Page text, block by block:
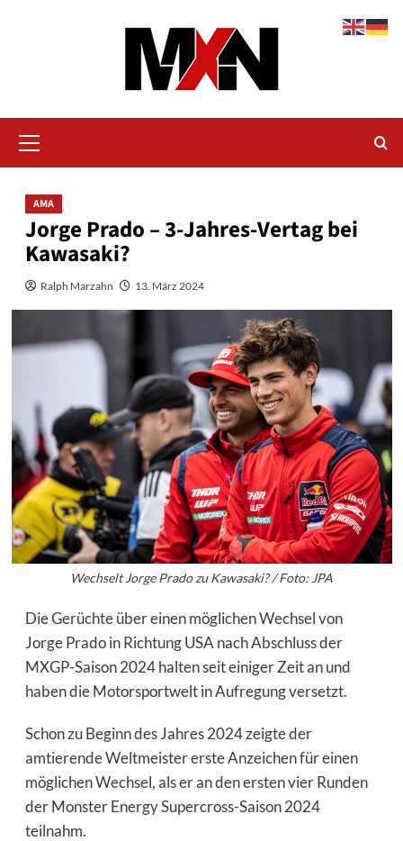
Menü
AMA
Jorge Prado – 3-Jahres-Vertag bei
Kawasaki?
Ralph Marzahn 13. März 2024
Wechselt Jorge Prado zu Kawasaki? / Foto: JPA
Die Gerüchte über einen möglichen Wechsel von
Jorge Prado in Richtung USA nach Abschluss der
MXGP-Saison 2024 halten seit einiger Zeit an und
haben die Motorsportwelt in Aufregung versetzt.
Schon zu Beginn des Jahres 2024 zeigte der
amtierende Weltmeister erste Anzeichen für einen
möglichen Wechsel, als er an den ersten vier Runden
der Monster Energy Supercross-Saison 2024
teilnahm.